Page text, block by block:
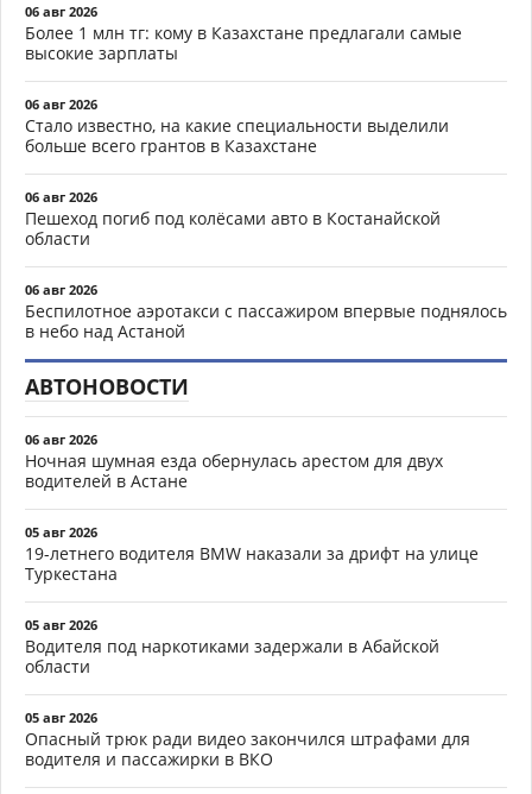
06 авг 2026
Более 1 млн тг: кому в Казахстане предлагали самые
высокие зарплаты
06 авг 2026
Стало известно, на какие специальности выделили
больше всего грантов в Казахстане
06 авг 2026
Пешеход погиб под колёсами авто в Костанайской
области
06 авг 2026
Беспилотное аэротакси с пассажиром впервые поднялось
в небо над Астаной
АВТОНОВОСТИ
06 авг 2026
Ночная шумная езда обернулась арестом для двух
водителей в Астане
05 авг 2026
19-летнего водителя BMW наказали за дрифт на улице
Туркестана
05 авг 2026
Водителя под наркотиками задержали в Абайской
области
05 авг 2026
Опасный трюк ради видео закончился штрафами для
водителя и пассажирки в ВКО